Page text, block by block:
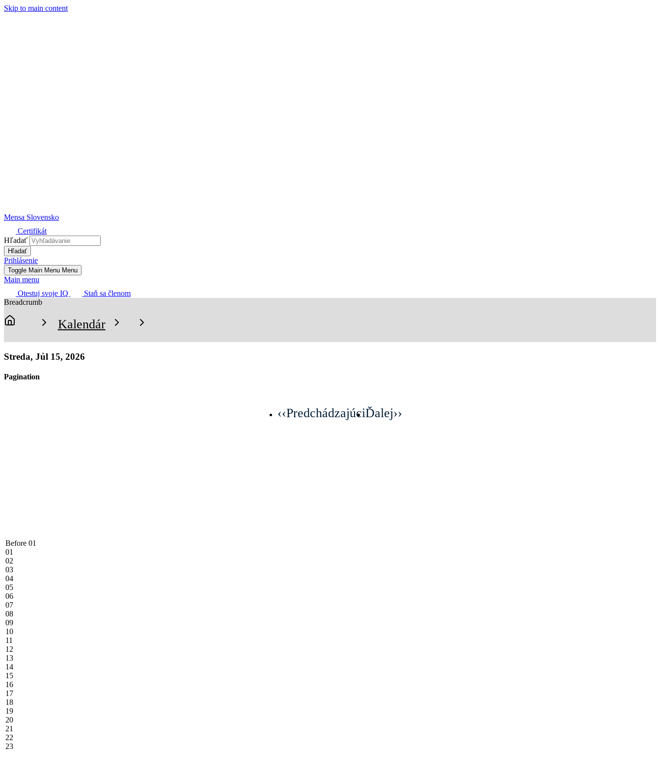
Skip to main content
Mensa Slovensko
Certifikát
Hľadať
Prihlásenie
Toggle Main Menu Menu
Main menu
Otestuj svoje IQ
Staň sa členom
Breadcrumb
Kalendár
Streda, Júl 15, 2026
Pagination
‹‹PredchádzajúciĎalej››
Before 01
01
02
03
04
05
06
07
08
09
10
11
12
13
14
15
16
17
18
19
20
21
22
23